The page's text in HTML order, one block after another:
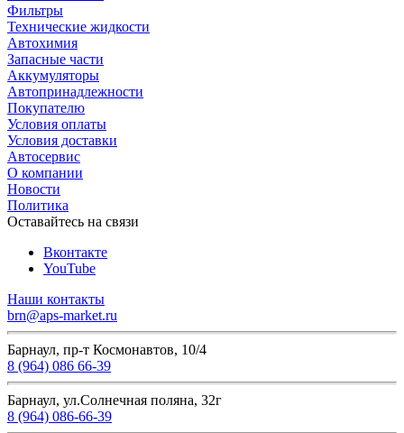
Фильтры
Технические жидкости
Автохимия
Запасные части
Аккумуляторы
Автопринадлежности
Покупателю
Условия оплаты
Условия доставки
Автосервис
О компании
Новости
Политика
Оставайтесь на связи
Вконтакте
YouTube
Наши контакты
brn@aps-market.ru
Барнаул, пр-т Космонавтов, 10/4
8 (964) 086 66-39
Барнаул, ул.Солнечная поляна, 32г
8 (964) 086-66-39